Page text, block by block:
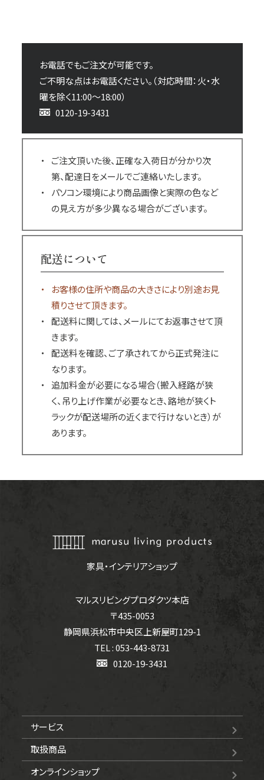
お電話でもご注文が可能です。
ご不明な点はお電話ください。（対応時間：火・水
曜を除く11:00～18:00）
0120-19-3431
ご注文頂いた後、正確な入荷日が分かり次
第、配達日をメールでご連絡いたします。
パソコン環境により商品画像と実際の色など
の見え方が多少異なる場合がございます。
配送について
お客様の住所や商品の大きさにより別途お見
積りさせて頂きます。
配送料に関しては、メールにてお返事させて頂
きます。
配送料を確認、ご了承されてから正式発注に
なります。
追加料金が必要になる場合（搬入経路が狭
く、吊り上げ作業が必要なとき、路地が狭くト
ラックが配送場所の近くまで行けないとき）が
あります。
家具・インテリアショップ
マルスリビングプロダクツ本店
〒435-0053
静岡県浜松市中央区上新屋町129-1
TEL : 053-443-8731
0120-19-3431
サービス
取扱商品
オンラインショップ